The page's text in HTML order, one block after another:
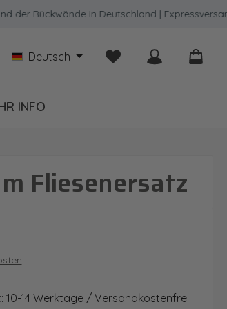
Rückwände in Deutschland | Expressversand
Deutsch Du hast 0 Produkte
INFO
Fliesenersatz
10-14 Werktage / Versandkostenfrei